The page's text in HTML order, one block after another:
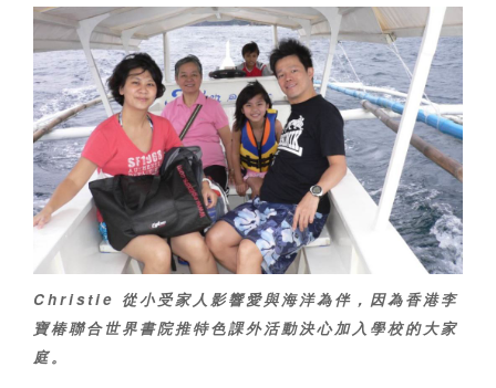
Christie 從小受家人影響愛與海洋為伴，因為香港李
寶椿聯合世界書院推特色課外活動決心加入學校的大家
庭。